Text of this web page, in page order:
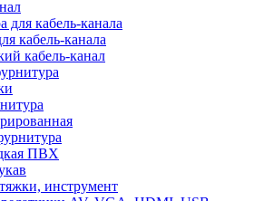
для кабель-канала
кабель-канала
кабель-канал
ПВХ
инструмент